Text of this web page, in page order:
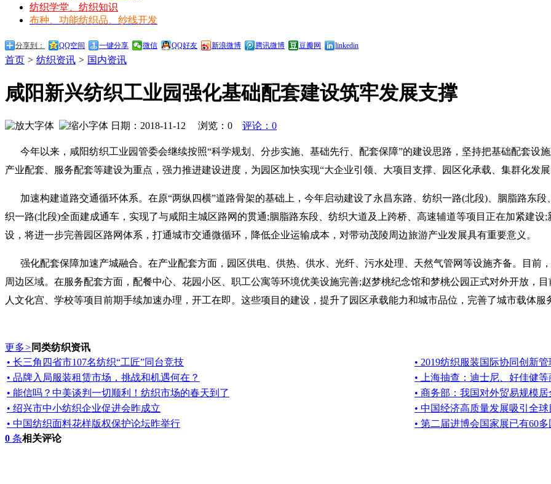
纺织学堂、纺织知识
布种、功能纺织品、纱线开发
分享到： QQ空间 一键分享 微信 QQ好友 新浪微博 腾讯微博 豆瓣网 linkedin
首页 > 纺织资讯 > 国内资讯
咸阳新兴纺织工业园强化基础配套建设筑牢发展支撑
日期：2018-11-12 浏览： 0 评论：0
今年以来，咸阳纺织工业园管委会继续按照“科学规划、分步实施、基础先行、配套保障”的建设思路，坚持把基础配套设
产业配套、服务配套等建设为重点，强力推进建设进度，为园区加快实现“大企业引领、大项目支撑、园区化承载、集群化发展
加速构建道路交通循环体系。在原“两纵四横”道路骨架的基础上，今年启动建设了永昌东路、纺织一路(北段)、胭脂路东
织一路(北段)全面建成通车，实现了与咸阳主城区路网的贯通;胭脂路东段、纺织大道及上跨桥、高速辅道等项目正在加紧建
设，将进一步完善园区路网体系，打通城市交通微循环，降低企业运输成本，对带动茂陵周边旅游产业发展具有重要意义。
强化配套保障加速产城融合。在产业配套方面，园区供电、供热、供水、光纤、污水处理、天然气管网等设施齐备。目前
周边区域。在服务配套方面，配餐中心、花园小区、职工公寓等环境优美设施完善;赵梦桃纪念馆和梦桃公园正式对外开放，
人文化宫、学校等项目前期手续加速办理，开工在即。这些项目的建设，提升了园区承载能力和城市品位，完善了城市载体服
更多> 同类纺织资讯
• 长三角四省市107名纺织“工匠”同台竞技
• 2019纺织服装国际协同创新
• 品牌入局服装租赁市场，挑战和机遇何在？
• 上海抽查：迪士尼、好佳健
• 能信吗？中美谈判一切顺利！纺织市场的春天到了
• 商务部：我国对外贸易规模
• 绍兴市中小纺织企业促进会昨成立
• 中国经济高质量发展吸引全球
• 中国纺织面料花样版权保护论坛昨举行
• 第二届进博会国家展已有60
0 条相关评论